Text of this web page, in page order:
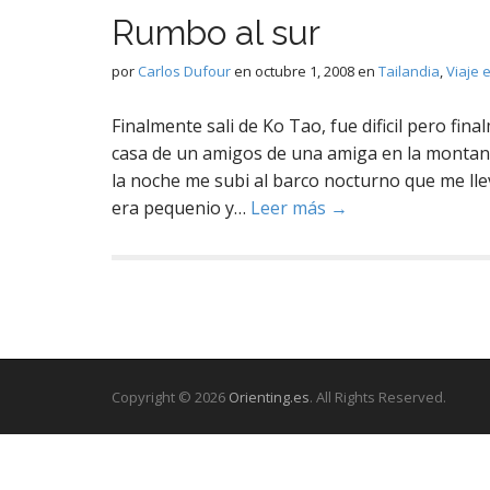
Rumbo al sur
por Carlos Dufouren octubre 1, 2008en Tailandia,Viaje
Finalmente sali de Ko Tao, fue dificil pero
casa de un amigos de una amiga en la
la noche me subi al barco nocturno que me
era pequenio y… Leer más →
Copyright © 2026 Orienting.es. All Rights Reserved.